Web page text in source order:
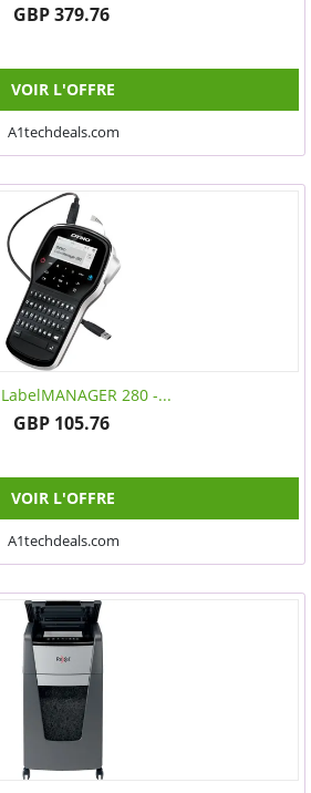
GBP 379.76
VOIR L'OFFRE
A1techdeals.com
280 -...
GBP 105.76
VOIR L'OFFRE
A1techdeals.com